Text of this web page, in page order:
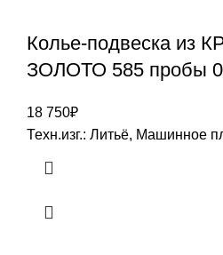
Колье-подвеска из
ЗОЛОТО 585 пробы
18 750₽
Техн.изг.: Литьё, Машинное